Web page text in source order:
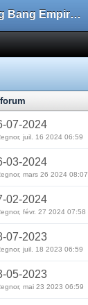
Big Bang Empire - Forum
07-2024
juil. 16 2024 06:59
03-2024
mars 26 2024 08:07
02-2024
févr. 27 2024 07:58
07-2023
juil. 18 2023 06:59
05-2023
mai 23 2023 06:59